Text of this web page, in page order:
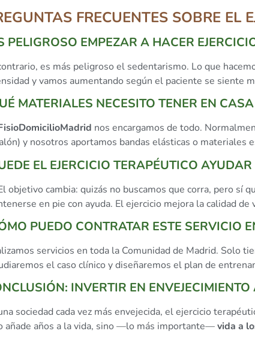
FRECUENTES SOBRE EL
PELIGROSO EMPEZAR A HACER
es más peligroso el sedentarismo. Lo que
y vamos aumentando según el paciente se siente
MATERIALES NECESITO TENER EN
nos encargamos de todo.
y nosotros aportamos bandas elásticas o materiales
EL EJERCICIO TERAPÉUTICO
objetivo cambia: quizás no buscamos que corra, pero sí
en pie con ayuda. El ejercicio mejora la calidad
PUEDO CONTRATAR ESTE SERVICIO
servicios en toda la Comunidad de Madrid. Solo
el caso clínico y diseñaremos el plan de
INVERTIR EN
sociedad cada vez más envejecida, el ejercicio
añade años a la vida, sino —lo más importante—vida a